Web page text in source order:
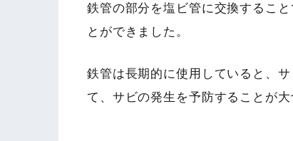
鉄管の部分を塩ビ管に交換するこ
とができました。
鉄管は長期的に使用していると、
て、サビの発生を予防することが大